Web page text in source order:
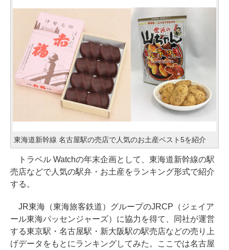
東海道新幹線 名古屋駅の売店で人気のお土産ベスト5を紹介
トラベル Watchの年末企画として、東海道新幹線の駅
売店などで人気の駅弁・お土産をランキング形式で紹介
する。
JR東海（東海旅客鉄道）グループのJRCP（ジェイア
ール東海パッセンジャーズ）に協力を得て、同社が運営
する東京駅・名古屋駅・新大阪駅の駅売店などの売り上
げデータをもとにランキングしてみた。ここでは名古屋